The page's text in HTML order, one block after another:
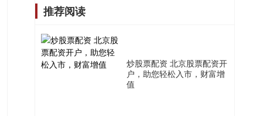
推荐阅读
炒股票配资 北京股票配资开
户，助您轻松入市，财富增
值